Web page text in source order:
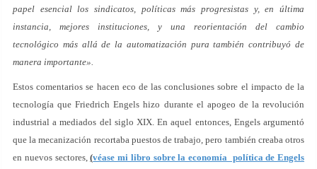
papel esencial los sindicatos, políticas más progresistas y, en última
instancia, mejores instituciones, y una reorientación del cambio
tecnológico más allá de la automatización pura también contribuyó de
manera importante».
Estos comentarios se hacen eco de las conclusiones sobre el impacto de la
tecnología que Friedrich Engels hizo durante el apogeo de la revolución
industrial a mediados del siglo XIX. En aquel entonces, Engels argumentó
que la mecanización recortaba puestos de trabajo, pero también creaba otros
en nuevos sectores,(véase mi libro sobre la economía política de Engels